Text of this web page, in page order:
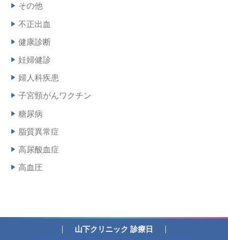
その他
不正出血
健康診断
妊婦健診
婦人科疾患
子宮頸がんワクチン
糖尿病
脂質異常症
高尿酸血症
高血圧
山下クリニック 診療日